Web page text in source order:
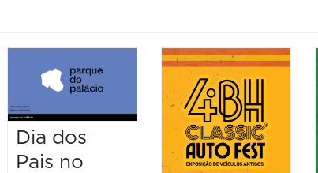
Dia dos
Pais no